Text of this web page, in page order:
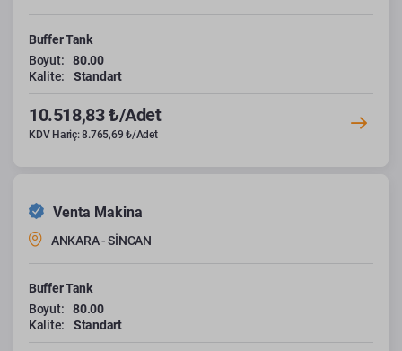
Buffer Tank
Boyut:
80.00
Kalite:
Standart
10.518,83 ₺/Adet
KDV Hariç: 8.765,69 ₺/Adet
Venta Makina
ANKARA - SİNCAN
Buffer Tank
Boyut:
80.00
Kalite:
Standart